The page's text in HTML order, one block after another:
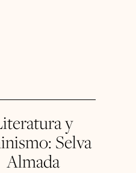
y
Selva
Almada